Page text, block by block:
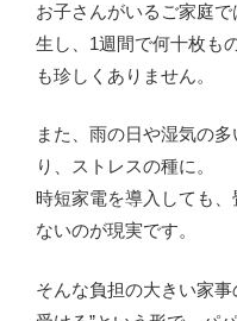
お子さんがいるご家庭
生し、1週間で何十枚も
も珍しくありません。
また、雨の日や湿気の
り、ストレスの種に。
時短家電を導入しても
ないのが現実です。
そんな負担の大きい家